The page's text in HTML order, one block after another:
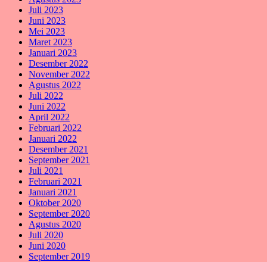
Juli 2023
Juni 2023
Mei 2023
Maret 2023
Januari 2023
Desember 2022
November 2022
Agustus 2022
Juli 2022
Juni 2022
April 2022
Februari 2022
Januari 2022
Desember 2021
September 2021
Juli 2021
Februari 2021
Januari 2021
Oktober 2020
September 2020
Agustus 2020
Juli 2020
Juni 2020
September 2019